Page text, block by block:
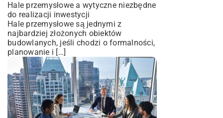
Hale przemysłowe a wytyczne niezbędne
do realizacji inwestycji
Hale przemysłowe są jednymi z
najbardziej złożonych obiektów
budowlanych, jeśli chodzi o formalności,
planowanie i […]